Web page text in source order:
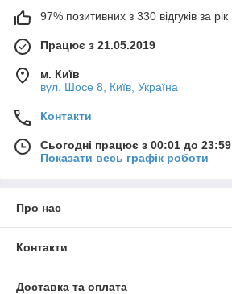
97% позитивних з 330 відгуків за рік
Працює з 21.05.2019
м. Київ
вул. Шосе 8, Київ, Україна
Контакти
Сьогодні працює з 00:01 до 23:59
Показати весь графік роботи
Про нас
Контакти
Доставка та оплата